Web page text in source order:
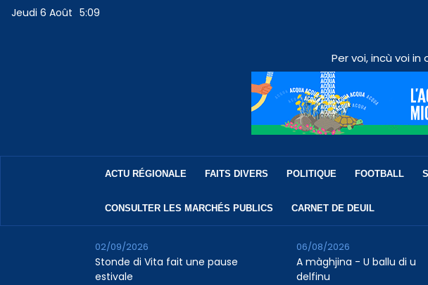
Jeudi 6 Août 5:09
Per voi, incù voi
ACTU RÉGIONALE FAITS DIVERS POLITIQUE FOOTBALL
CONSULTER LES MARCHÉS PUBLICS CARNET DE DEUIL
Stonde di Vita fait une pause
estivale
02/09/2026
A màghjina - U ballu di u
delfinu
06/08/2026